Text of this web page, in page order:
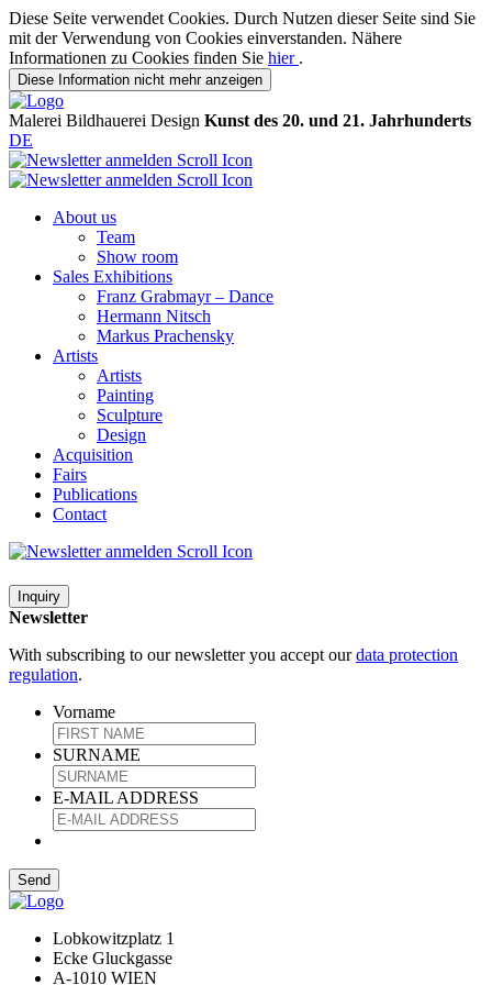
Diese Seite verwendet Cookies. Durch Nutzen dieser Seite sind Sie
mit der Verwendung von Cookies einverstanden. Nähere
Informationen zu Cookies finden Sie hier .
Diese Information nicht mehr anzeigen
Malerei Bildhauerei Design Kunst des 20. und 21. Jahrhunderts
DE
About us
Team
Show room
Sales Exhibitions
Franz Grabmayr – Dance
Hermann Nitsch
Markus Prachensky
Artists
Artists
Painting
Sculpture
Design
Acquisition
Fairs
Publications
Contact
Inquiry
Newsletter
With subscribing to our newsletter you accept ourdata protection
regulation.
Vorname
SURNAME
E-MAIL ADDRESS
Lobkowitzplatz 1
Ecke Gluckgasse
A-1010 WIEN